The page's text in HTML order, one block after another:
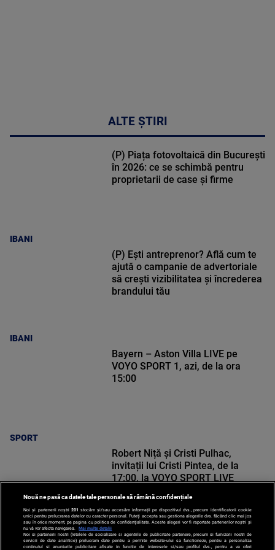
ALTE ȘTIRI
IBANI
(P) Piața fotovoltaică din București
în 2026: ce se schimbă pentru
proprietarii de case și firme
IBANI
(P) Ești antreprenor? Află cum te
ajută o campanie de advertoriale
să crești vizibilitatea și încrederea
brandului tău
SPORT
Bayern – Aston Villa LIVE pe
VOYO SPORT 1, azi, de la ora
15:00
SPORT
Robert Niță și Cristi Pulhac,
invitații lui Cristi Pintea, de la
17:00, la VOYO SPORT LIVE
Nouă ne pasă ca datele tale personale să rămână confidențiale
Noi și partenerii noștri 201 stocăm și/sau accesăm informații pe dispozitivul dvs., precum identificatorii cookie
unici pentru prelucrarea datelor cu caracter personal. Puteți accepta sau gestiona alegerile dvs. făcând clic mai jos
sau în orice moment, pe pagina cu politica de confidențialitate. Aceste alegeri vor fi raportate partenerilor noștri și
nu vă vor afecta navigarea.
Mai multe detalii
Noi si partenerii nostri (retelele de socializare si agentiile de publicitate partenere, precum si furnizorii nostri de
servicii de date analitice) prelucram date pentru a permite website-ului sa functioneze, pentru a personaliza
continutul si anunturile publicitare afisate in functie de interesele si/sau profilul dvs., pentru a va oferi